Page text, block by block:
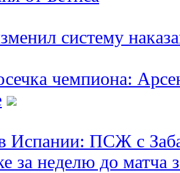
систему
чемпиона:
Испании: ПСЖ с
за неделю до матча